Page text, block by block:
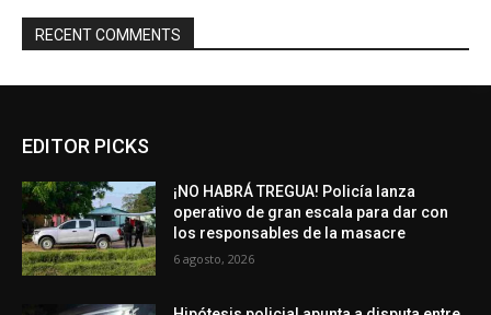
RECENT COMMENTS
EDITOR PICKS
¡NO HABRÁ TREGUA! Policía lanza
operativo de gran escala para dar con
los responsables de la masacre
6 agosto, 2026